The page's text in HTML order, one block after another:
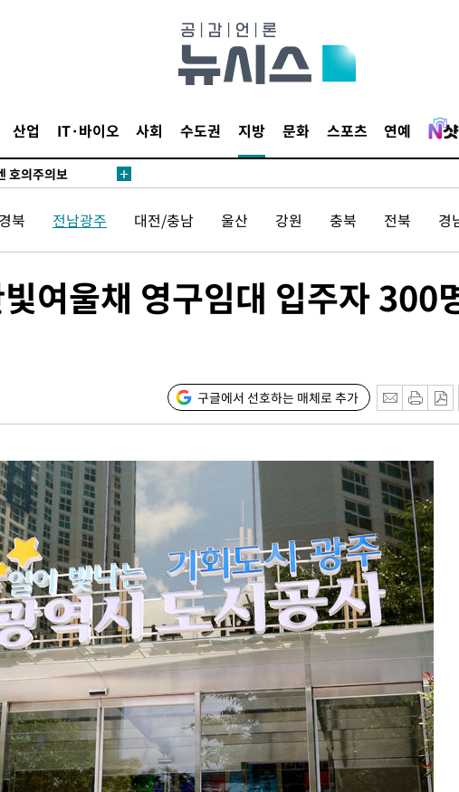
산업 IT·바이오 사회 수도권 지방 문화 스포츠 연예
鄭
보단 팀 위해 뛸
강한 비'[내일날씨]
호의주의보
락 붕괴
1.3억원
전
종
대야 계속[다음주
정 안겨드려 죄송"
행돼야"
·최민희·서미화·
로 1위… 정
47.75%·鄭
미보단 팀 위해 뛸
김민석 승리
강한 비'[내일날씨]
은 트로피 원해 아
호의주의보
돌파
락 붕괴
1.3억원
진 채 발견
북 전남광주 대전/충남 울산 강원 충북 전북 경
여울채 영구임대 입주자 300
구글에서 선호하는 매체로 추가